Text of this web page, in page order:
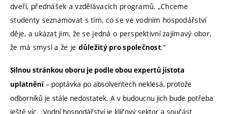
dveří, přednášek a vzdělávacích programů. „Chceme
studenty seznamovat s tím, co se ve vodním hospodářství
děje, a ukázat jim, že se jedná o perspektivní zajímavý obor,
že má smysl a že je důležitý pro společnost.“
Silnou stránkou oboru je podle obou expertů jistota
uplatnění– poptávka po absolventech neklesá, protože
odborníků je stále nedostatek. A v budoucnu jich bude potřeba
ještě víc. „Vodní hospodářství je klíčový sektor a součást